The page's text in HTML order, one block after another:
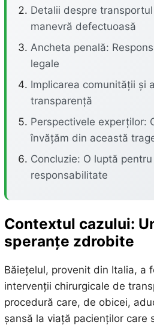
Detalii despre
manevră defectuoasă
Ancheta penală:
legale
Implicarea comunității și
transparență
Perspectivele experților:
învățăm din această
Concluzie: O luptă
responsabilitate
Contextul cazului:
speranțe zdrobite
Băiețelul, provenit din Italia, a
intervenții chirurgicale de
procedură care, de obicei,
șansă la viață pacienților care